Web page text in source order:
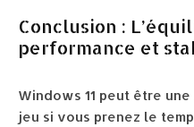
Conclusion :
performance et
Windows 11 peut être
jeu si vous prenez le